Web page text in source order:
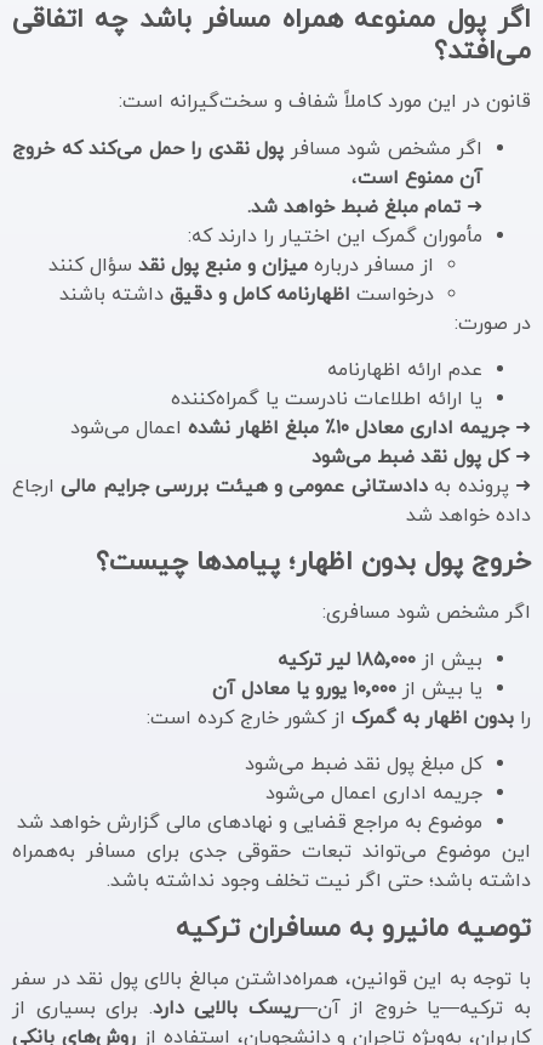
اگر پول ممنوعه همراه مسافر باشد چه اتفاقی
می‌افتد؟
قانون در این مورد کاملاً شفاف و سخت‌گیرانه است:
اگر مشخص شود مسافر پول نقدی را حمل می‌کند که خروج
آن ممنوع است،
➜ تمام مبلغ ضبط خواهد شد.
مأموران گمرک این اختیار را دارند که:
از مسافر درباره میزان و منبع پول نقد سؤال کنند
درخواست اظهارنامه کامل و دقیق داشته باشند
در صورت:
عدم ارائه اظهارنامه
یا ارائه اطلاعات نادرست یا گمراه‌کننده
➜جریمه اداری معادل ۱۰٪ مبلغ اظهار نشده
اعمال می‌شود
➜کل پول نقد ضبط می‌شود
➜ پرونده بهدادستانی عمومی و هیئت بررسی جرایم مالیارجاع
داده خواهد شد
خروج پول بدون اظهار؛ پیامدها چیست؟
اگر مشخص شود مسافری:
بیش از ۱۸۵٬۰۰۰ لیر ترکیه
یا بیش از ۱۰٬۰۰۰ یورو یا معادل آن
را بدون اظهار به گمرک از کشور خارج کرده است:
کل مبلغ پول نقد ضبط می‌شود
جریمه اداری اعمال می‌شود
موضوع به مراجع قضایی و نهادهای مالی گزارش خواهد شد
این موضوع می‌تواند تبعات حقوقی جدی برای مسافر به‌همراه
داشته باشد؛ حتی اگر نیت تخلف وجود نداشته باشد.
توصیه مانیرو به مسافران ترکیه
با توجه به این قوانین، همراه‌داشتن مبالغ بالای پول نقد در سفر
به ترکیه—یا خروج از آن—ریسک بالایی دارد. برای بسیاری از
کاربران، به‌ویژه تاجران و دانشجویان، استفاده ازروش‌های بانکی